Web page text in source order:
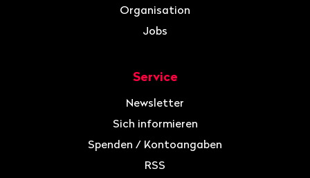
Organisation
Jobs
Service
Newsletter
Sich informieren
Spenden / Kontoangaben
RSS